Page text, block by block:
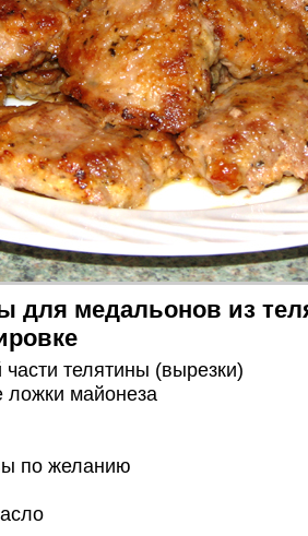
для медальонов из
телятины (вырезки)
майонеза
по желанию